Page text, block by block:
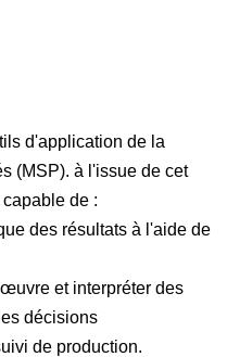
d'application de la
(MSP). à l'issue de cet
de :
des résultats à l'aide de
et interpréter des
décisions
de production.